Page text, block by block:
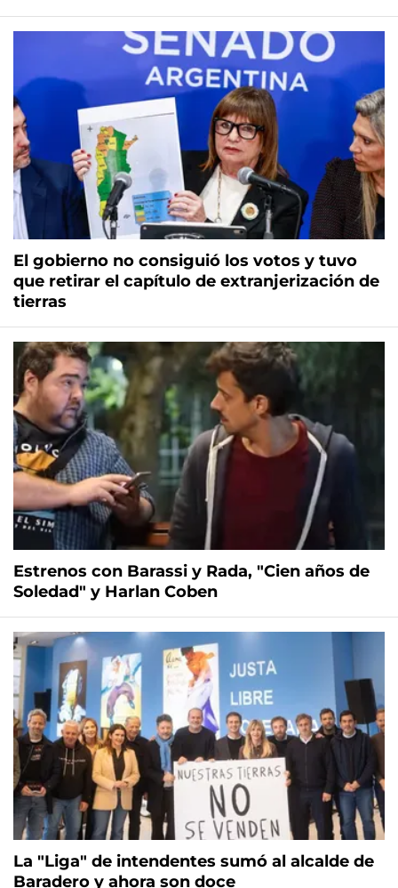
El gobierno no consiguió los votos y tuvo
que retirar el capítulo de extranjerización de
tierras
Estrenos con Barassi y Rada, "Cien años de
Soledad" y Harlan Coben
La "Liga" de intendentes sumó al alcalde de
Baradero y ahora son doce